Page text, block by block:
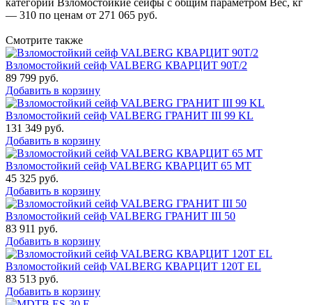
— 310 по ценам от 271 065 руб.
Смотрите также
Взломостойкий сейф VALBERG КВАРЦИТ 90Т/2
89 799 руб.
Добавить в корзину
Взломостойкий сейф VALBERG ГРАНИТ III 99 KL
131 349 руб.
Добавить в корзину
Взломостойкий сейф VALBERG КВАРЦИТ 65 МТ
45 325 руб.
Добавить в корзину
Взломостойкий сейф VALBERG ГРАНИТ III 50
83 911 руб.
Добавить в корзину
Взломостойкий сейф VALBERG КВАРЦИТ 120Т EL
83 513 руб.
Добавить в корзину